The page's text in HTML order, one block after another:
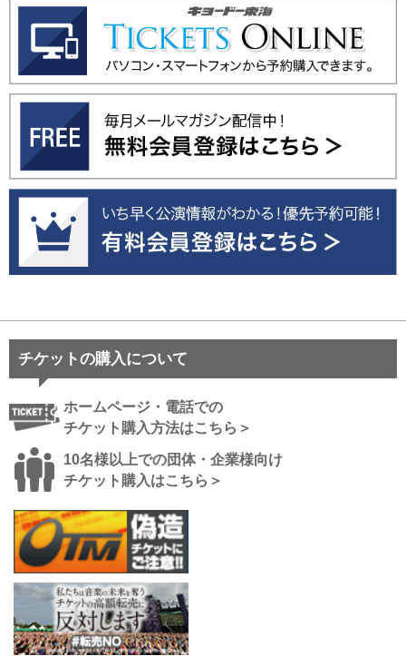
チケットの購入について
ホームページ・電話での
チケット購入方法はこちら＞
10名様以上での団体・企業様向け
チケット購入はこちら＞